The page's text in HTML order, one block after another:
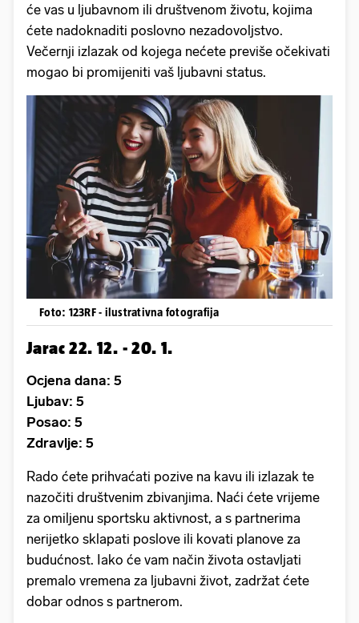
će vas u ljubavnom ili društvenom životu, kojima
ćete nadoknaditi poslovno nezadovoljstvo.
Večernji izlazak od kojega nećete previše očekivati
mogao bi promijeniti vaš ljubavni status.
Foto: 123RF - ilustrativna fotografija
Jarac 22. 12. - 20. 1.
Ocjena dana: 5
Ljubav: 5
Posao: 5
Zdravlje: 5
Rado ćete prihvaćati pozive na kavu ili izlazak te
nazočiti društvenim zbivanjima. Naći ćete vrijeme
za omiljenu sportsku aktivnost, a s partnerima
nerijetko sklapati poslove ili kovati planove za
budućnost. Iako će vam način života ostavljati
premalo vremena za ljubavni život, zadržat ćete
dobar odnos s partnerom.